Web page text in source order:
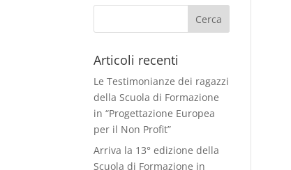
Articoli recenti
Le Testimonianze dei ragazzi
della Scuola di Formazione
in “Progettazione Europea
per il Non Profit”
Arriva la 13° edizione della
Scuola di Formazione in